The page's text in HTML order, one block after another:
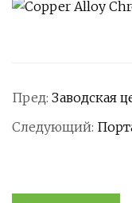
Пред: Заводская
Следующий: